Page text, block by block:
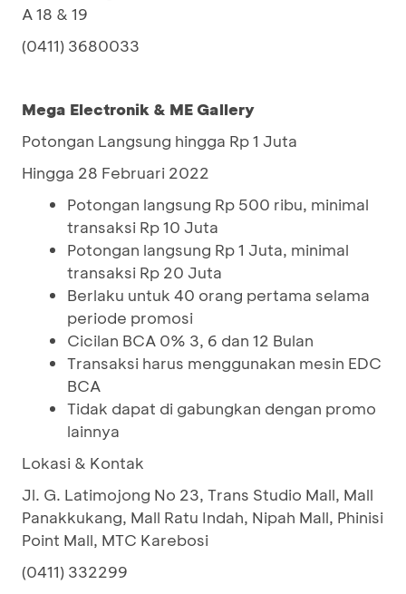
A 18 & 19
(0411) 3680033
Mega Electronik & ME Gallery
Potongan Langsung hingga Rp 1 Juta
Hingga 28 Februari 2022
Potongan langsung Rp 500 ribu, minimal
transaksi Rp 10 Juta
Potongan langsung Rp 1 Juta, minimal
transaksi Rp 20 Juta
Berlaku untuk 40 orang pertama selama
periode promosi
Cicilan BCA 0% 3, 6 dan 12 Bulan
Transaksi harus menggunakan mesin EDC
BCA
Tidak dapat di gabungkan dengan promo
lainnya
Lokasi & Kontak
Jl. G. Latimojong No 23, Trans Studio Mall, Mall
Panakkukang, Mall Ratu Indah, Nipah Mall, Phinisi
Point Mall, MTC Karebosi
(0411) 332299